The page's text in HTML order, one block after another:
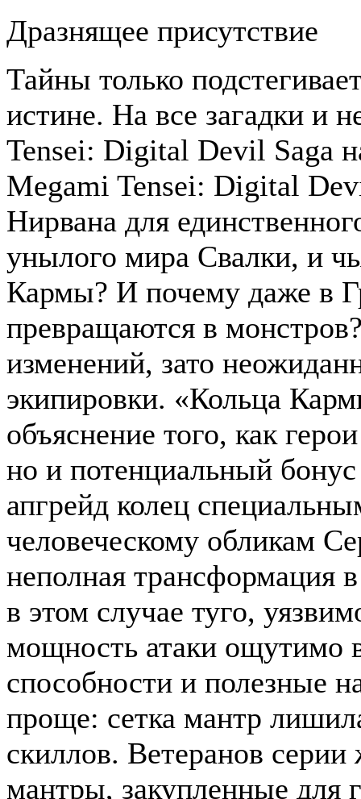
Дразнящее присутствие
Тайны только
истине. На все загадки и
Tensei: Digital Devil Saga
Megami Tensei: Digital
Нирвана для
унылого мира Свалки, и
Кармы? И почему даже в
превращаются в
изменений, зато
экипировки. «Кольца
объяснение того, как
но и потенциальный
апгрейд колец
человеческому обликам
неполная трансформация
в этом случае туго,
мощность атаки ощутимо
способности и полезные
проще: сетка мантр
скиллов. Ветеранов
мантры, закупленные для